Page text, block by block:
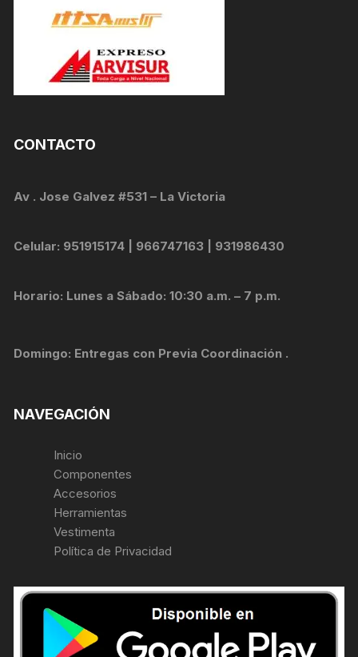
CONTACTO
Av . Jose Galvez #531 – La Victoria
Celular: 951915174 | 966747163 | 931986430
Horario: Lunes a Sábado: 10:30 a.m. – 7 p.m.
Domingo: Entregas con Previa Coordinación .
NAVEGACIÓN
Inicio
Componentes
Accesorios
Herramientas
Vestimenta
Política de Privacidad